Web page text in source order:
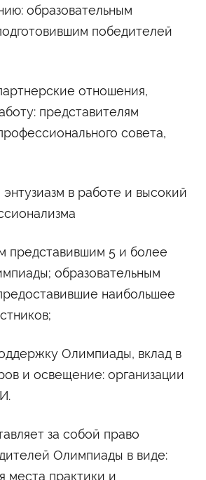
образовательным
победителей
отношения,
представителям
совета,
энтузиазм в работе и высокий
представившим 5 и более
образовательным
наибольшее
Олимпиады, вклад в
и освещение: организации
за собой право
Олимпиады в виде:
места практики и